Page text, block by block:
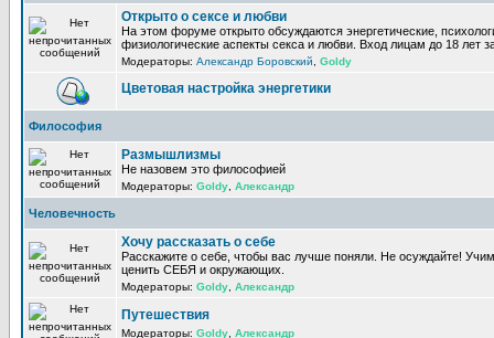
Открыто о сексе и любви
На этом форуме открыто обсуждаются энергетические,
физиологические аспекты секса и любви. Вход лицам до 18 лет
Модераторы: Александр Боровский Goldy
Цветовая настройка энергетики
Философия
Размышлизмы
Не назовем это философией
Модераторы: Goldy Александр
Человечность
Хочу рассказать о себе
Расскажите о себе, чтобы вас лучше поняли. Не осуждайте!
ценить СЕБЯ и окружающих.
Модераторы: Goldy Александр
Путешествия
Модераторы: Goldy Александр